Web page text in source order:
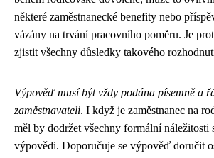
některé zaměstnanecké benefity nebo
vázány na trvání pracovního poměru. Je
zjistit všechny důsledky takového
Výpověď musí být vždy podána písemně a
zaměstnavateli. I když je zaměstnanec na
měl by dodržet všechny formální náležitosti
výpovědi. Doporučuje se výpověď doručit